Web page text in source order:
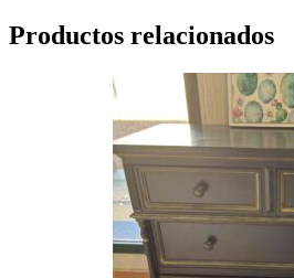
Productos relacionados